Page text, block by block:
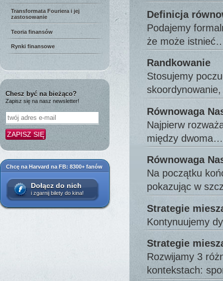
Transformata Fouriera i jej
zastosowanie
Teoria finansów
Rynki finansowe
Chesz być na bieżąco?
Zapisz się na nasz newsletter!
Chcę na Harvard na FB: 8300+ fanów
Dołącz do nich
i zgarnij bilety do kina!
Definicja
Podajemy
że może
Randkowanie
Stosujemy
Równowaga
Najpierw
między dwoma…
Równowaga
Na początku
pokazując w
Strategie
Kontynuujemy
Strategie
Rozwijamy 3
kontekstach: